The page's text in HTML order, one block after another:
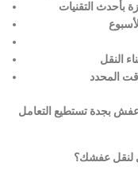
بجدة تستطيع التعامل
لنقل عفشك؟